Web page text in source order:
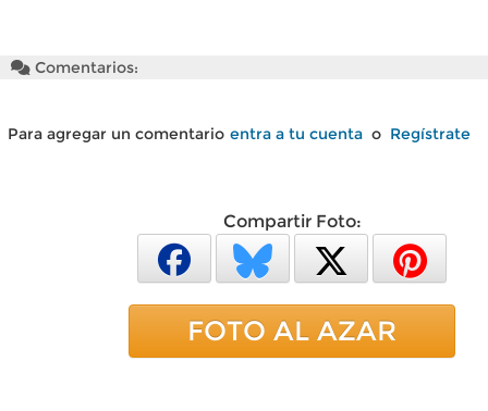
Comentarios:
Para agregar un comentario entra a tu cuenta o Regístrate
Compartir Foto:
FOTO AL AZAR